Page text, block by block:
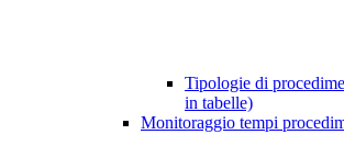
Tipologie di
in tabelle)
Monitoraggio tempi